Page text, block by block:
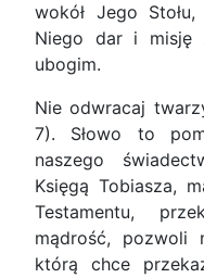
wokół Jego
Niego dar i misję
ubogim.
Nie odwracaj
7). Słowo to
naszego
Księgą Tobiasza,
Testamentu,
mądrość, pozwoli
którą chce